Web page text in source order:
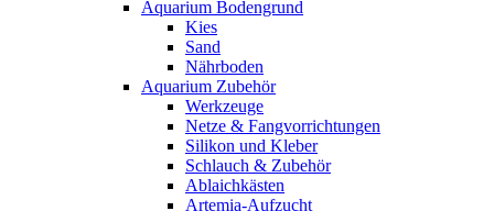
Aquarium Bodengrund
Kies
Sand
Nährboden
Aquarium Zubehör
Werkzeuge
Netze & Fangvorrichtungen
Silikon und Kleber
Schlauch & Zubehör
Ablaichkästen
Artemia-Aufzucht